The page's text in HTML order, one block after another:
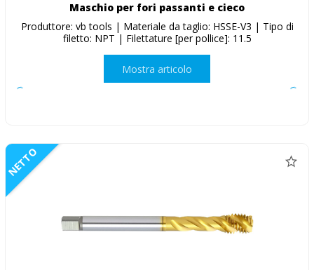
Maschio per fori passanti e cieco
Produttore: vb tools | Materiale da taglio: HSSE-V3 | Tipo di
filetto: NPT | Filettature [per pollice]: 11.5
Mostra articolo
NETTO